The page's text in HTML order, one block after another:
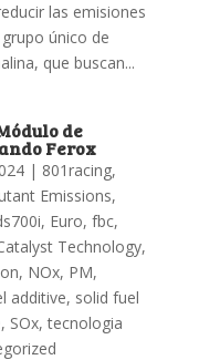
las emisiones
único de
que buscan...
de
Ferox
| 801racing,
Emissions,
, Euro, fbc,
Technology,
, NOx, PM,
additive, solid fuel
, SOx,tecnologia